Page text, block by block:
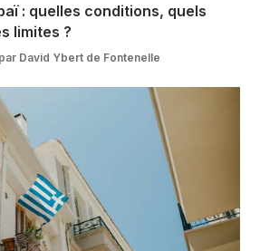
: quelles conditions, quels
limites ?
David Ybert de Fontenelle